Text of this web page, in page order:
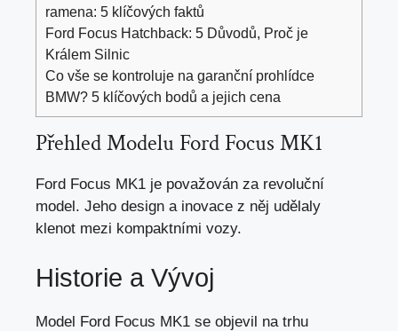
ramena: 5 klíčových faktů
Ford Focus Hatchback: 5 Důvodů, Proč je
Králem Silnic
Co vše se kontroluje na garanční prohlídce
BMW? 5 klíčových bodů a jejich cena
Přehled Modelu Ford Focus MK1
Ford Focus MK1 je považován za revoluční
model. Jeho design a inovace z něj udělaly
klenot mezi kompaktními vozy.
Historie a Vývoj
Model Ford Focus MK1 se objevil na trhu